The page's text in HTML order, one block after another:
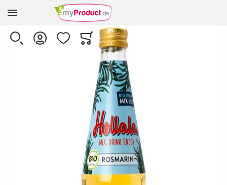
Zur Homepage
SUCHE KONTO WUNSCHLISTEWARENKORB
Minicart
Skip to the end of the images gallery